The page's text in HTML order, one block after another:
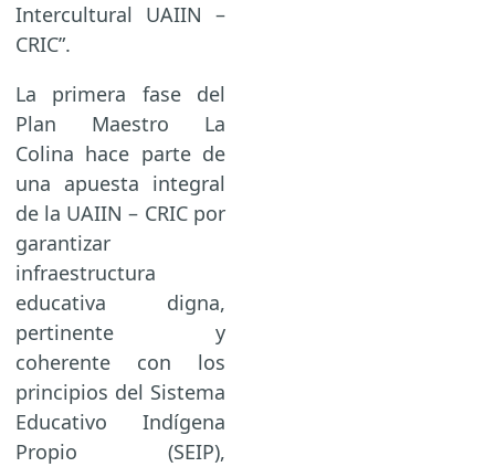
Intercultural UAIIN –
CRIC”.
La primera fase del
Plan Maestro La
Colina hace parte de
una apuesta integral
de la UAIIN – CRIC por
garantizar
infraestructura
educativa digna,
pertinente y
coherente con los
principios del Sistema
Educativo Indígena
Propio (SEIP),